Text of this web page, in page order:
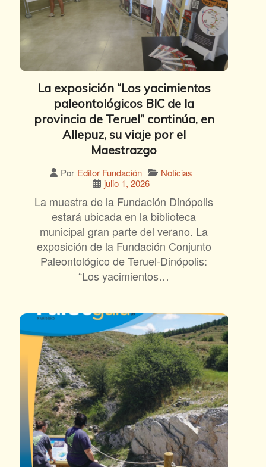
La exposición “Los yacimientos
paleontológicos BIC de la
provincia de Teruel” continúa, en
Allepuz, su viaje por el
Maestrazgo
Por Editor Fundación
Noticias
julio 1, 2026
La muestra de la Fundación Dinópolis
estará ubicada en la biblioteca
municipal gran parte del verano. La
exposición de la Fundación Conjunto
Paleontológico de Teruel-Dinópolis:
“Los yacimientos…